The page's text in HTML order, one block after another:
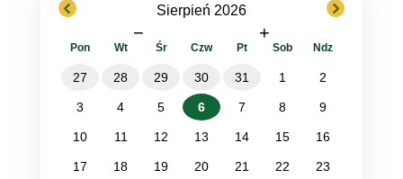
previous Sierpień 2026
− +
next
Pon Wt Śr Czw Pt Sob Ndz
27 28 29 30 31 1 2
3 4 5 6 7 8 9
10 11 12 13 14 15 16
17 18 19 20 21 22 23